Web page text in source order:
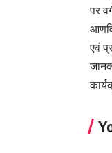
पर
एवं